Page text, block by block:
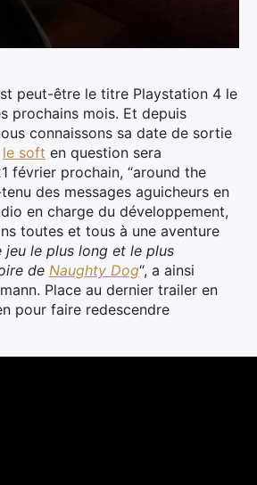
peut-être le titre Playstation 4 le
prochains mois. Et depuis
connaissons sa date de sortie
le soft en question sera
février prochain, “around the
des messages aguicheurs en
en charge du développement,
toutes et tous à une aventure
jeu le plus long et le plus
de Naughty Dog“, a ainsi
Place au dernier trailer en
pour faire redescendre